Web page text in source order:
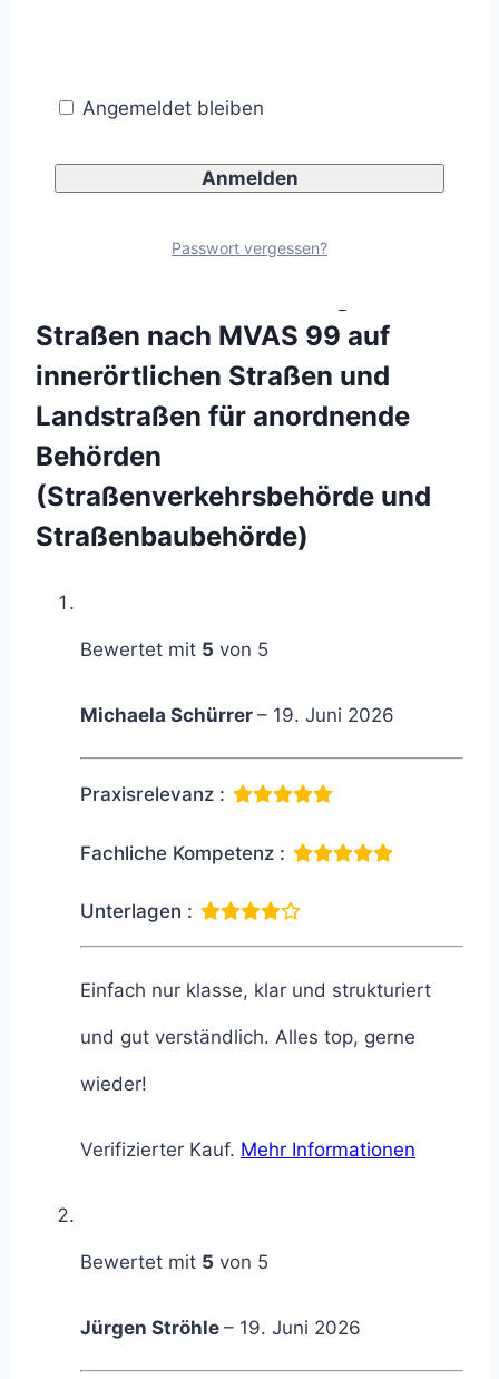
Anmeldung erwünscht bis
7 Tage vor Webinar-Beginn.
2 Rezensionen fürWebinar:
Straßen nach MVAS 99 auf
innerörtlichen Straßen und
Landstraßen für anordnende
Behörden
(Straßenverkehrsbehörde und
Straßenbaubehörde)
Bewertet mit 5 von 5
Michaela Schürrer – 19. Juni 2026
Praxisrelevanz :
Fachliche Kompetenz :
Unterlagen :
Einfach nur klasse, klar und strukturiert
und gut verständlich. Alles top, gerne
wieder!
Verifizierter Kauf. Mehr Informationen
Bewertet mit 5 von 5
Jürgen Ströhle – 19. Juni 2026
Angemeldet bleiben
Passwort vergessen?